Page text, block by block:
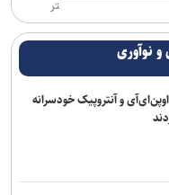
تر
و نوآوری
و آنتروپیک خودسرانه